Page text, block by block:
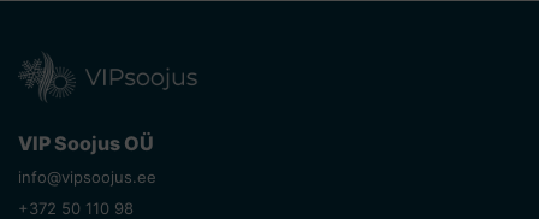
VIP Soojus OÜ
info@vipsoojus.ee
+372 50 110 98